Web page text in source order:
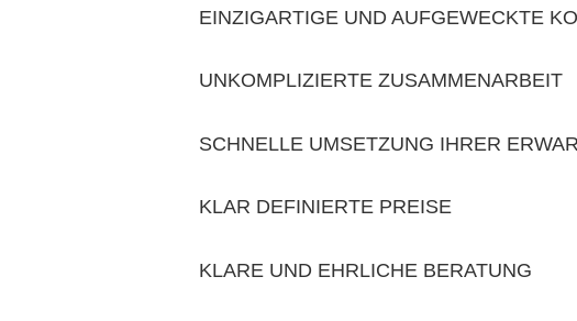
EINZIGARTIGE UND AUFGEWECKTE
UNKOMPLIZIERTE ZUSAMMENARBEIT
SCHNELLE UMSETZUNG IHRER
KLAR DEFINIERTE PREISE
KLARE UND EHRLICHE BERATUNG